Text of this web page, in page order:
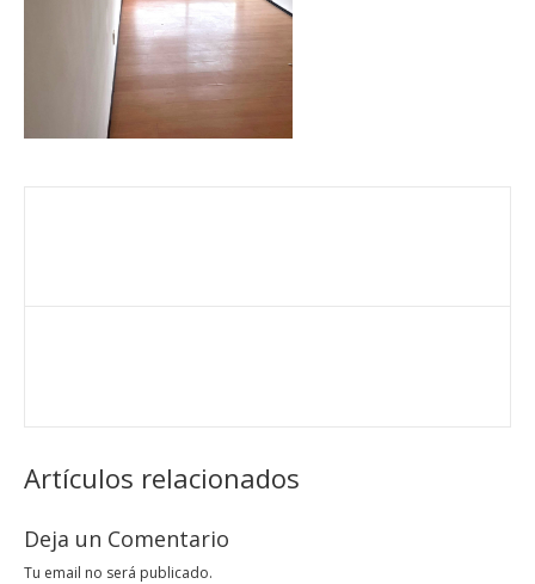
Artículos relacionados
Deja un Comentario
Tu email no será publicado.